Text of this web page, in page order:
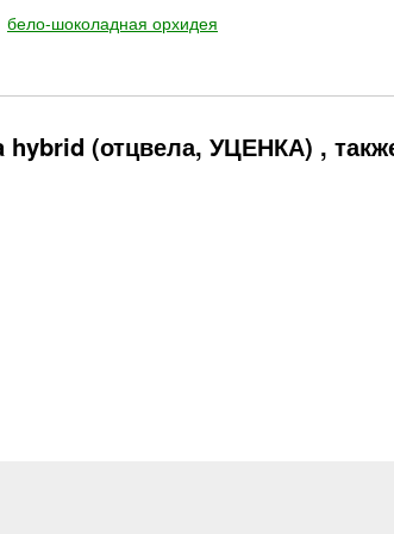
бело-шоколадная орхидея
(отцвела, УЦЕНКА) ,